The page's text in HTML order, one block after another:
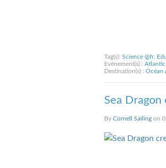
Tag(s): Science @fr,
Evénement(s) : Atlantic
Destination(s) : Océan
Sea
By Cornell Sailingon